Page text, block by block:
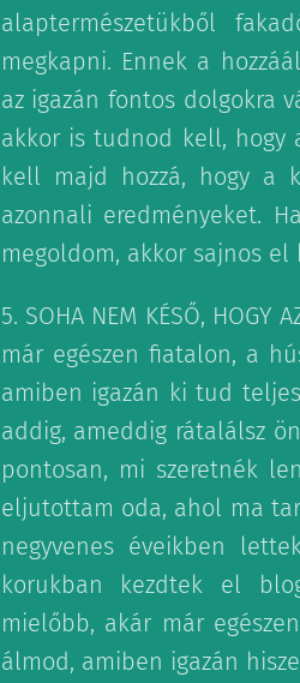
alaptermészetükből
megkapni. Ennek a
az igazán fontos dolgokra
akkor is tudnod kell, hogy
kell majd hozzá, hogy a
azonnali eredményeket.
megoldom, akkor sajnos el
5. SOHA NEM KÉSŐ, HOGY
már egészen fiatalon, a
amiben igazán ki tud
addig, ameddig rátalálsz
pontosan, mi szeretnék
eljutottam oda, ahol ma
negyvenes éveikben
korukban kezdtek el
mielőbb, akár már
álmod, amiben igazán